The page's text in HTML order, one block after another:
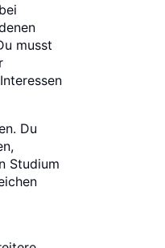
musst
Du
Studium